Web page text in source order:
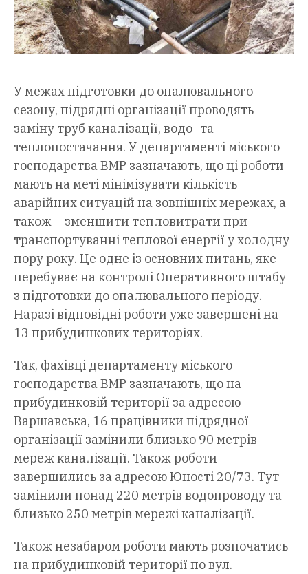
У межах підготовки до опалювального
сезону, підрядні організації проводять
заміну труб каналізації, водо- та
теплопостачання. У департаменті міського
господарства ВМР зазначають, що ці роботи
мають на меті мінімізувати кількість
аварійних ситуацій на зовнішніх мережах, а
також – зменшити тепловитрати при
транспортуванні теплової енергії у холодну
пору року. Це одне із основних питань, яке
перебуває на контролі Оперативного штабу
з підготовки до опалювального періоду.
Наразі відповідні роботи уже завершені на
13 прибудинкових територіях.
Так, фахівці департаменту міського
господарства ВМР зазначають, що на
прибудинковій території за адресою
Варшавська, 16 працівники підрядної
організації замінили близько 90 метрів
мереж каналізації. Також роботи
завершились за адресою Юності 20/73. Тут
замінили понад 220 метрів водопроводу та
близько 250 метрів мережі каналізації.
Також незабаром роботи мають розпочатись
на прибудинковій території по вул.